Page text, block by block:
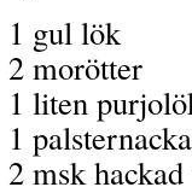
1 gul lök
2 morötter
1 liten
1 palsternacka
2 msk